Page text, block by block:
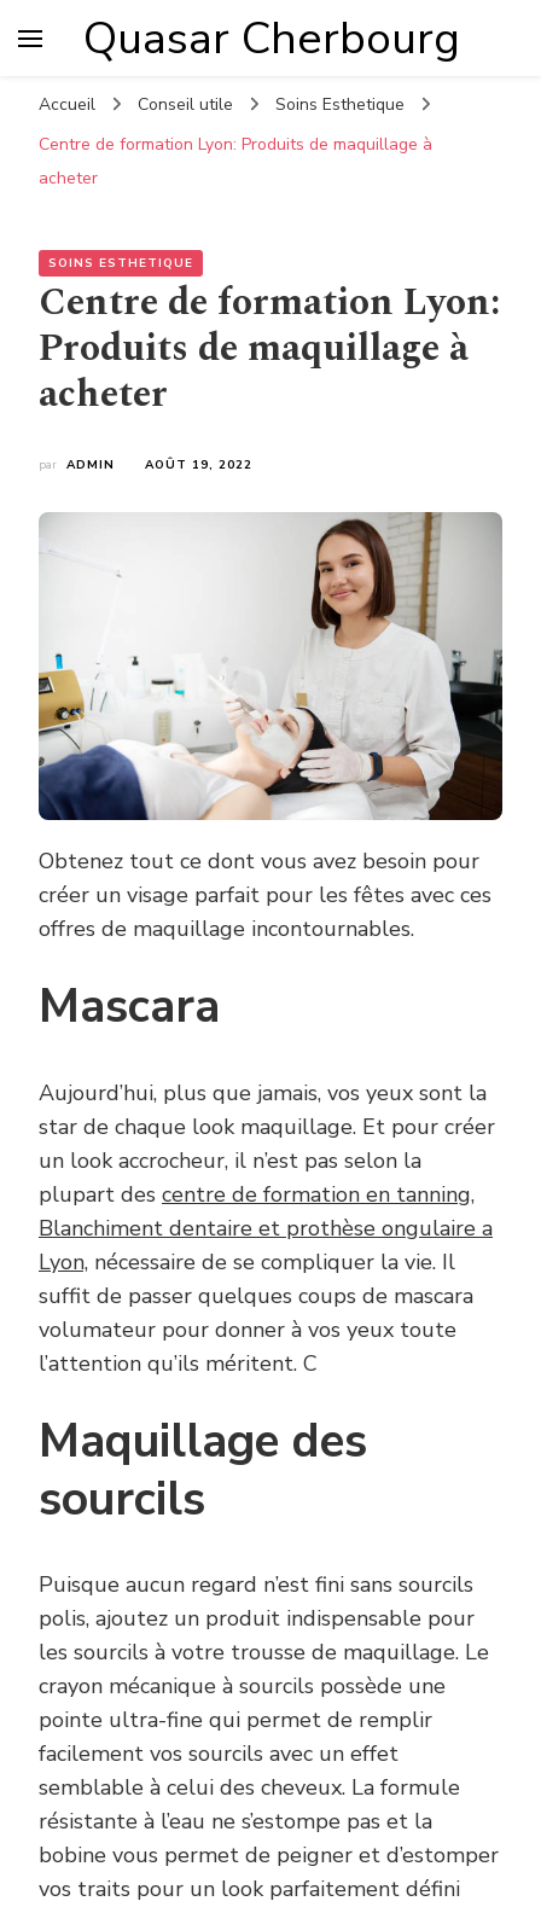
Quasar Cherbourg
Accueil Conseil utile
Soins Esthetique
Centre de formation Lyon: Produits de maquillage à
acheter
SOINS ESTHETIQUE
Centre de formation Lyon:
Produits de maquillage à
acheter
par ADMIN AOÛT 19, 2022
Obtenez tout ce dont vous avez besoin pour
créer un visage parfait pour les fêtes avec ces
offres de maquillage incontournables.
Mascara
Aujourd’hui, plus que jamais, vos yeux sont la
star de chaque look maquillage. Et pour créer
un look accrocheur, il n’est pas selon la
plupart des centre de formation en tanning,
Blanchiment dentaire et prothèse ongulaire a
Lyon, nécessaire de se compliquer la vie. Il
suffit de passer quelques coups de mascara
volumateur pour donner à vos yeux toute
l’attention qu’ils méritent. C
Maquillage des
sourcils
Puisque aucun regard n’est fini sans sourcils
polis, ajoutez un produit indispensable pour
les sourcils à votre trousse de maquillage. Le
crayon mécanique à sourcils possède une
pointe ultra-fine qui permet de remplir
facilement vos sourcils avec un effet
semblable à celui des cheveux. La formule
résistante à l’eau ne s’estompe pas et la
bobine vous permet de peigner et d’estomper
vos traits pour un look parfaitement défini